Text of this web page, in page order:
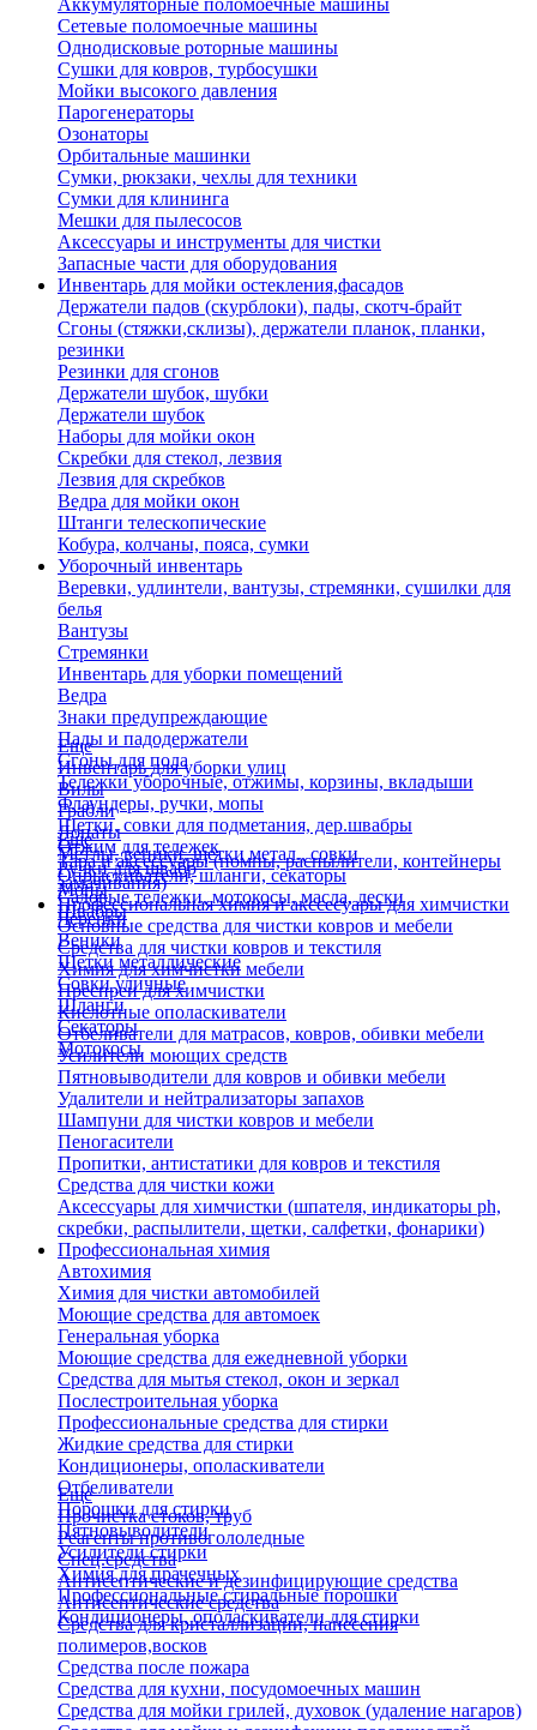
Аккумуляторные поломоечные машины
Сетевые поломоечные машины
Однодисковые роторные машины
Сушки для ковров, турбосушки
Мойки высокого давления
Парогенераторы
Озонаторы
Орбитальные машинки
Сумки, рюкзаки, чехлы для техники
Сумки для клининга
Мешки для пылесосов
Аксессуары и инструменты для чистки
Запасные части для оборудования
Инвентарь для мойки остекления,фасадов
Держатели падов (скурблоки), пады, скотч-брайт
Сгоны (стяжки,склизы), держатели планок, планки,
резинки
Резинки для сгонов
Держатели шубок, шубки
Держатели шубок
Наборы для мойки окон
Скребки для стекол, лезвия
Лезвия для скребков
Ведра для мойки окон
Штанги телескопические
Кобура, колчаны, пояса, сумки
Уборочный инвентарь
Веревки, удлинтели, вантузы, стремянки, сушилки для
белья
Вантузы
Стремянки
Инвентарь для уборки помещений
Ведра
Знаки предупреждающие
Пады и падодержатели
Сгоны для пола
Тележки уборочные, отжимы, корзины, вкладыши
Флаундеры, ручки, мопы
Щетки, совки для подметания, дер.швабры
Отжим для тележек
Ручки для швабр
Мопы
Швабры
Еще
Инвентарь для уборки улиц
Вилы
Грабли
Лопаты
Метлы, веники, щетки метал., совки
Опрыскиватели, шланги, секаторы
Садовые тележки, мотокосы, масла, лески
Черенки
Веники
Щетки металлические
Совки уличные
Шланги
Секаторы
Мотокосы
Еще
Тара и аксессуары (помпы, распылители, контейнеры
замачивания)
Профессиональная химия и акссесуары для химчистки
Основные средства для чистки ковров и мебели
Средства для чистки ковров и текстиля
Химия для химчистки мебели
Преспреи для химчистки
Кислотные ополаскиватели
Отбеливатели для матрасов, ковров, обивки мебели
Усилители моющих средств
Пятновыводители для ковров и обивки мебели
Удалители и нейтрализаторы запахов
Шампуни для чистки ковров и мебели
Пеногасители
Пропитки, антистатики для ковров и текстиля
Средства для чистки кожи
Аксессуары для химчистки (шпателя, индикаторы ph,
скребки, распылители, щетки, салфетки, фонарики)
Профессиональная химия
Автохимия
Химия для чистки автомобилей
Моющие средства для автомоек
Генеральная уборка
Моющие средства для ежедневной уборки
Средства для мытья стекол, окон и зеркал
Послестроительная уборка
Профессиональные средства для стирки
Жидкие средства для стирки
Кондиционеры, ополаскиватели
Отбеливатели
Порошки для стирки
Пятновыводители
Усилители стирки
Химия для прачечных
Профессиональные стиральные порошки
Кондиционеры, ополаскиватели для стирки
Еще
Прочистка стоков, труб
Реагенты противогололедные
Спец.средства
Антисептические и дезинфицирующие средства
Антисептические средства
Средства для кристаллизации, нанесения
полимеров,восков
Средства после пожара
Средства для кухни, посудомоечных машин
Средства для мойки грилей, духовок (удаление нагаров)